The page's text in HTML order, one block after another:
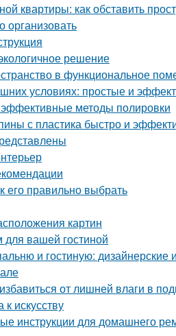
квартиры: как обставить
организовать
решение
в функциональное
условиях: простые и
эффективные методы полировки
с пластика быстро и
его правильно выбрать
картин
для вашей гостиной
и гостиную: дизайнерские
от лишней влаги в
искусству
инструкции для домашнего